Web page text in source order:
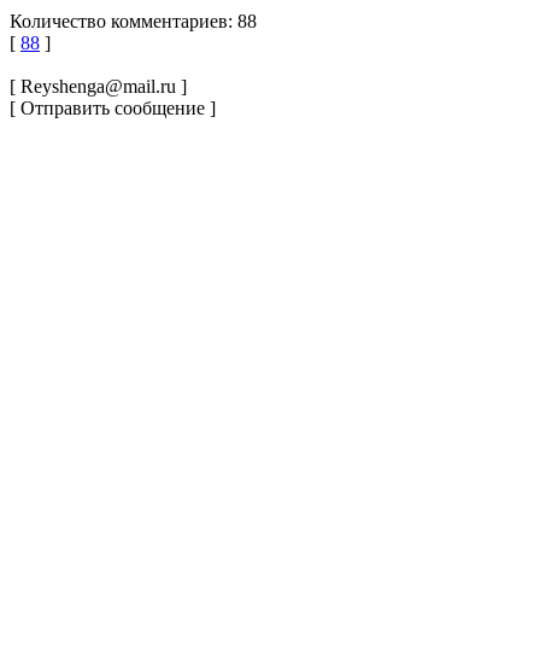
Количество комментариев: 88
[ 88 ]
[ Reyshenga@mail.ru ]
[ Отправить сообщение ]